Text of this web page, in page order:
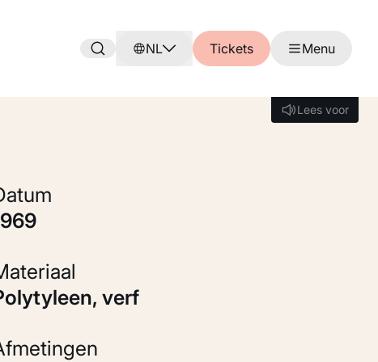
NL Tickets Menu
Lees voor
Lees voor
Datum
1969
Materiaal
Polytyleen, verf
Afmetingen